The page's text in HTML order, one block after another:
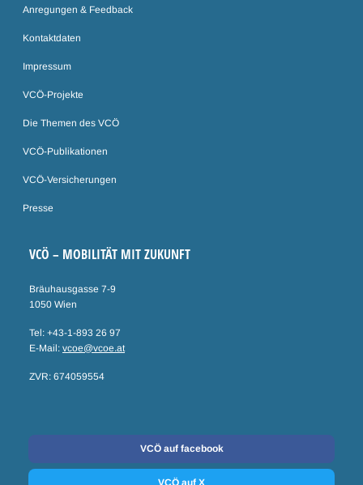
Anregungen & Feedback
Kontaktdaten
Impressum
VCÖ-Projekte
Die Themen des VCÖ
VCÖ-Publikationen
VCÖ-Versicherungen
Presse
VCÖ – MOBILITÄT MIT ZUKUNFT
Bräuhausgasse 7-9
1050 Wien
Tel: +43-1-893 26 97
E-Mail: vcoe@vcoe.at
ZVR: 674059554
VCÖ auf facebook
VCÖ auf X